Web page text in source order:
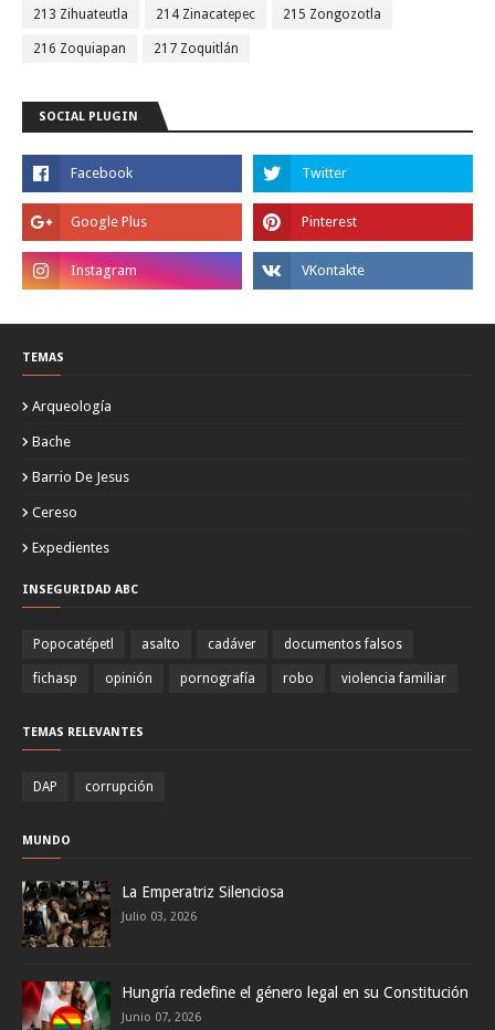
213 Zihuateutla 214 Zinacatepec 215 Zongozotla
216 Zoquiapan 217 Zoquitlán
SOCIAL PLUGIN
TEMAS
Arqueología
Bache
Barrio De Jesus
Cereso
Expedientes
INSEGURIDAD ABC
Popocatépetl asalto cadáver documentos falsos
fichasp opinión pornografía robo violencia familiar
TEMAS RELEVANTES
DAP corrupción
MUNDO
La Emperatriz Silenciosa
Julio 03, 2026
Hungría redefine el género legal en su Constitución
Junio 07, 2026